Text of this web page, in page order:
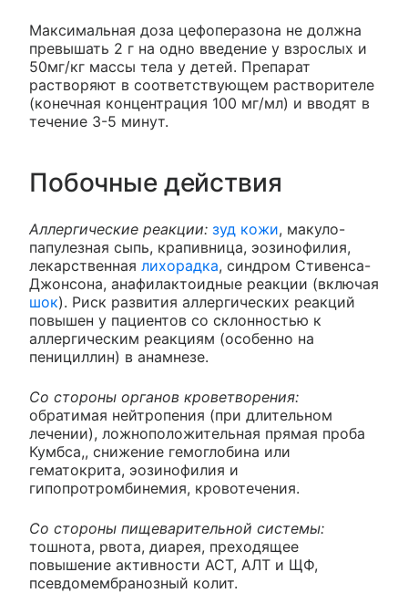
Максимальная доза цефоперазона не должна
превышать 2 г на одно введение у взрослых и
50мг/кг массы тела у детей. Препарат
растворяют в соответствующем растворителе
(конечная концентрация 100 мг/мл) и вводят в
течение 3-5 минут.
Побочные действия
Аллергические реакции: зуд кожи, макуло-
папулезная сыпь, крапивница, эозинофилия,
лекарственная лихорадка, синдром Стивенса-
Джонсона, анафилактоидные реакции (включая
шок). Риск развития аллергических реакций
повышен у пациентов со склонностью к
аллергическим реакциям (особенно на
пенициллин) в анамнезе.
Со стороны органов кроветворения:
обратимая нейтропения (при длительном
лечении), ложноположительная прямая проба
Кумбса,, снижение гемоглобина или
гематокрита, эозинофилия и
гипопротромбинемия, кровотечения.
Со стороны пищеварительной системы:
тошнота, рвота, диарея, преходящее
повышение активности АСТ, АЛТ и ЩФ,
псевдомембранозный колит.